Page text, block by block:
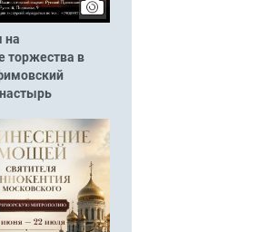
на
торжества в